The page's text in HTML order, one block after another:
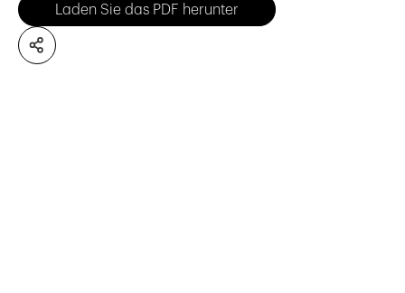
Laden Sie das PDF herunter